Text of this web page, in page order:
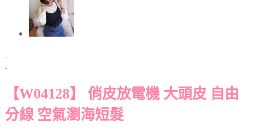
【W04128】 俏皮放電機 大頭皮 自由
分線 空氣瀏海短髮